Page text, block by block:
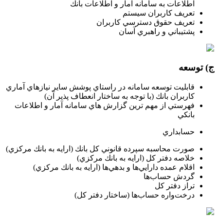
اطلاعات به سامانه آمار و اطلاعات بانك
تعريف كاربران سيستم
تعريف حقوق دسترسي كاربران
پشتيباني و راهبري آسان
ج) توسعه
قابليت توسعه سامانه در راستاي پوشش ساير نيازهاي آماري
كاربران بانك (با توجه به ساختار انعطاف پذير آن)
فهرستي از مهم ترين گزارش هاي سامانه آمار و اطلاعات
بانكي
حسابداري
صورت محاسبه سپرده قانوني كل بانك (ارايه به بانك مركزي)
خلاصه دفتر كل (ارايه به بانك مركزي)
اقلام عمده دارايي‌ها و بدهي‌ها (ارايه به بانك مركزي)
گردش حساب‌ها
تراز دفتر كل
درخت‌واره حساب‌ها (ساختار دفتر كل)